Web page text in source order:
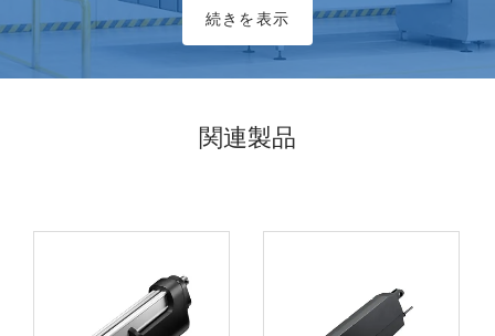
続きを表示
関連製品